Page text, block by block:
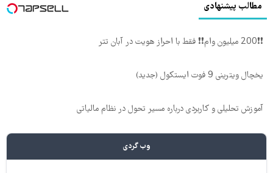
مطالب پیشنهادی
❗❗200 میلیون وام❗❗ فقط با احراز هویت در آبان تتر
یخچال ویترینی 9 فوت ایستکول (جدید)
آموزش تحلیلی و کاربردی درباره مسیر تحول در نظام مالیاتی
وب گردی